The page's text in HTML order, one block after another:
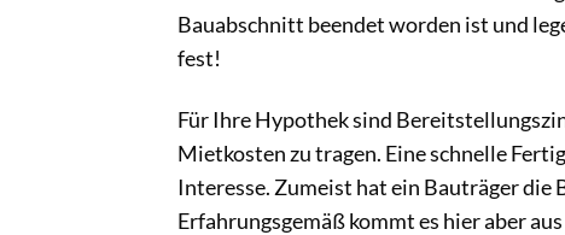
Bauabschnitt beendet worden ist und
fest!
Für Ihre Hypothek sind
Mietkosten zu tragen. Eine schnelle
Interesse. Zumeist hat ein Bauträger
Erfahrungsgemäß kommt es hier aber